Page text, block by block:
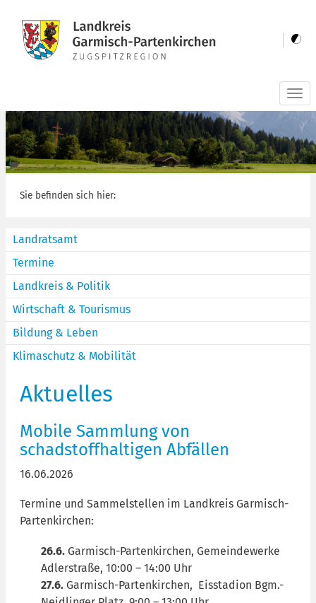
Sie befinden sich hier:
Landratsamt
Termine
Landkreis & Politik
Wirtschaft & Tourismus
Bildung & Leben
Klimaschutz & Mobilität
Aktuelles
Mobile Sammlung von
schadstoffhaltigen Abfällen
16.06.2026
Termine und Sammelstellen im Landkreis Garmisch-
Partenkirchen:
26.6. Garmisch-Partenkirchen, Gemeindewerke
Adlerstraße, 10:00 – 14:00 Uhr
27.6. Garmisch-Partenkirchen, Eisstadion Bgm.-